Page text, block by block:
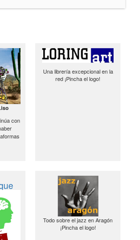
con
Una librería excepcional en la
red ¡Pincha el logo!
Todo sobre el jazz en Aragón
¡Pincha el logo!